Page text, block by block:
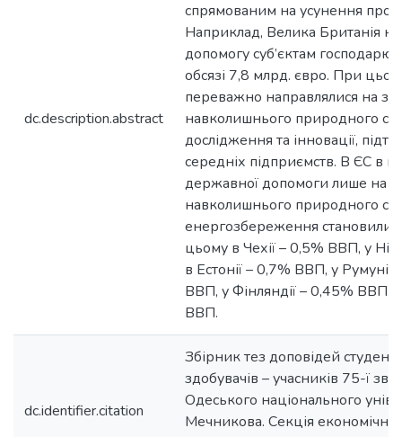
dc.description.abstract
спрямованим на усунення
Наприклад, Велика Британія
допомогу суб’єктам
обсязі 7,8 млрд. євро. При
переважно направлялися на
навколишнього природного
дослідження та інновації,
середніх підприємств. В ЄС в
державної допомоги лише на
навколишнього природного
енергозбереження становили
цьому в Чехії – 0,5% ВВП, у
в Естонії – 0,7% ВВП, у Румунії
ВВП, у Фінляндії – 0,45% ВВП і
ВВП.
dc.identifier.citation
Збірник тез доповідей
здобувачів – учасників 75-ї
Одеського національного
Мечникова. Секція